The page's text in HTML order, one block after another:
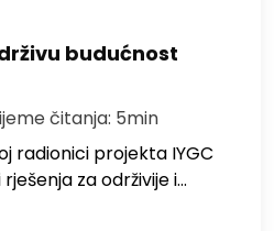
budućnost
čitanja: 5min
radionici projekta IYGC
za održivije i…